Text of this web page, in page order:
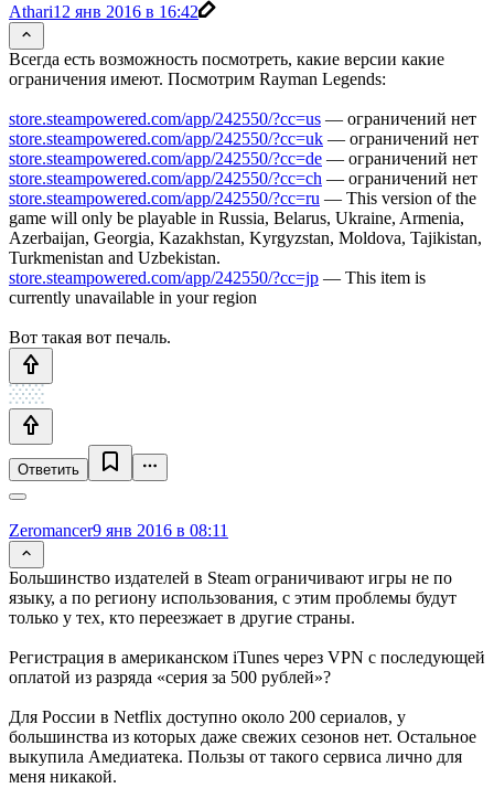
Athari12 янв 2016 в 16:42
Всегда есть возможность посмотреть, какие версии какие
ограничения имеют. Посмотрим Rayman Legends:
store.steampowered.com/app/242550/?cc=us — ограничений нет
store.steampowered.com/app/242550/?cc=uk — ограничений нет
store.steampowered.com/app/242550/?cc=de — ограничений нет
store.steampowered.com/app/242550/?cc=ch — ограничений нет
store.steampowered.com/app/242550/?cc=ru — This version of the
game will only be playable in Russia, Belarus, Ukraine, Armenia,
Azerbaijan, Georgia, Kazakhstan, Kyrgyzstan, Moldova, Tajikistan,
Turkmenistan and Uzbekistan.
store.steampowered.com/app/242550/?cc=jp — This item is
currently unavailable in your region
Вот такая вот печаль.
Ответить
Zeromancer9 янв 2016 в 08:11
Большинство издателей в Steam ограничивают игры не по
языку, а по региону использования, с этим проблемы будут
только у тех, кто переезжает в другие страны.
Регистрация в американском iTunes через VPN с последующей
оплатой из разряда «серия за 500 рублей»?
Для России в Netflix доступно около 200 сериалов, у
большинства из которых даже свежих сезонов нет. Остальное
выкупила Амедиатека. Пользы от такого сервиса лично для
меня никакой.